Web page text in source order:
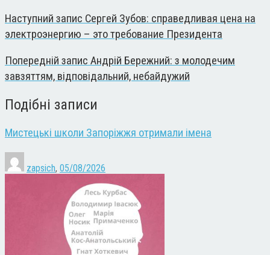
Наступний запис Сергей Зубов: справедливая цена на
электроэнергию – это требование Президента
Попередній запис Андрій Бережний: з молодечим
завзяттям, відповідальний, небайдужий
Подібні записи
Мистецькі школи Запоріжжя отримали імена
zapsich, 05/08/2026